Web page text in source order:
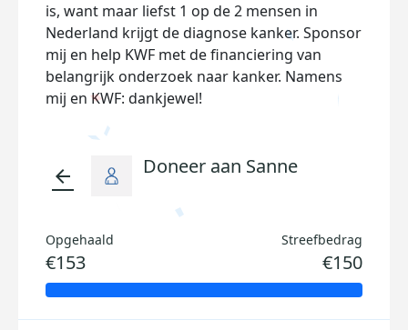
is, want maar liefst 1 op de 2 mensen in
Nederland krijgt de diagnose kanker. Sponsor
mij en help KWF met de financiering van
belangrijk onderzoek naar kanker. Namens
mij en KWF: dankjewel!
arrow_back Doneer aan Sanne
Opgehaald
€153
Streefbedrag
€150